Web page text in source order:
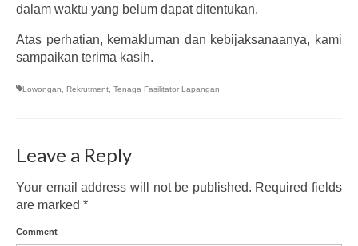
dalam waktu yang belum dapat ditentukan.
Atas perhatian, kemakluman dan kebijaksanaanya, kami
sampaikan terima kasih.
Lowongan, Rekrutment, Tenaga Fasilitator Lapangan
Leave a Reply
Your email address will not be published. Required fields
are marked *
Comment